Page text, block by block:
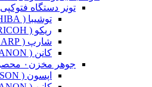
تونر دستگاه فتوکپی
توشیبا ( TOSHIBA )
ریکو ( RICOH )
شارپ ( SHARP )
کانن ( CANON )
جوهر مخزن ۰ محصولات
اپسون ( EPSON )